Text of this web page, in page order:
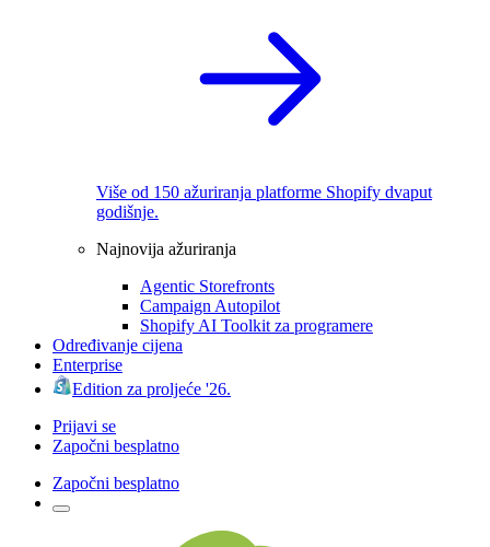
Više od 150 ažuriranja platforme Shopify dvaput
godišnje.
Najnovija ažuriranja
Agentic Storefronts
Campaign Autopilot
Shopify AI Toolkit za programere
Određivanje cijena
Enterprise
Edition za proljeće '26.
Prijavi se
Započni besplatno
Započni besplatno